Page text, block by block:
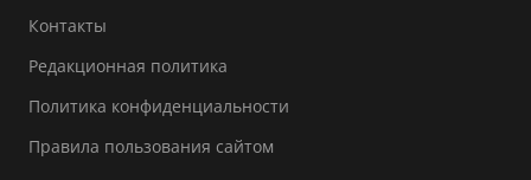
Контакты
Редакционная политика
Политика конфиденциальности
Правила пользования сайтом